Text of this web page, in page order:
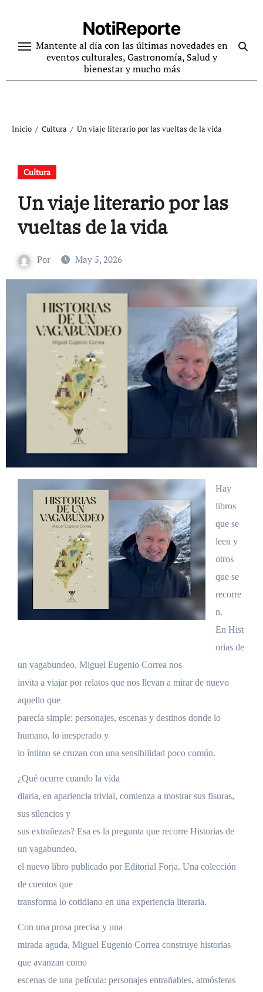
contenido
NotiReporte
Mantente al día con las últimas novedades en
eventos culturales, Gastronomía, Salud y
bienestar y mucho más
Inicio Cultura Un viaje literario por las vueltas de la vida
Cultura
Un viaje literario por las
vueltas de la vida
Por May 5, 2026
Hay
libros
que se
leen y
otros
que se
recorre
n.
En Hist
orias de
un vagabundeo, Miguel Eugenio Correa nos
invita a viajar por relatos que nos llevan a mirar de nuevo
aquello que
parecía simple: personajes, escenas y destinos donde lo
humano, lo inesperado y
lo íntimo se cruzan con una sensibilidad poco común.
¿Qué ocurre cuando la vida
diaria, en apariencia trivial, comienza a mostrar sus fisuras,
sus silencios y
sus extrañezas? Esa es la pregunta que recorre Historias de
un vagabundeo,
el nuevo libro publicado por Editorial Forja. Una colección
de cuentos que
transforma lo cotidiano en una experiencia literaria.
Con una prosa precisa y una
mirada aguda, Miguel Eugenio Correa construye historias
que avanzan como
escenas de una película: personajes entrañables, atmósferas